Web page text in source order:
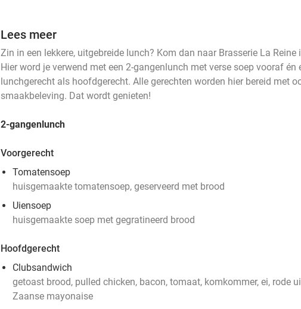
Lees meer
Zin in een lekkere, uitgebreide lunch? Kom dan naar Brasserie La Reine
Hier word je verwend met een 2-gangenlunch met verse soep vooraf én
lunchgerecht als hoofdgerecht. Alle gerechten worden hier bereid met
smaakbeleving. Dat wordt genieten!
2-gangenlunch
Voorgerecht
Tomatensoep
huisgemaakte tomatensoep, geserveerd met brood
Uiensoep
huisgemaakte soep met gegratineerd brood
Hoofdgerecht
Clubsandwich
getoast brood, pulled chicken, bacon, tomaat, komkommer, ei, rode
Zaanse mayonaise